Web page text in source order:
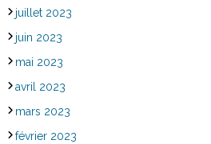
juillet 2023
juin 2023
mai 2023
avril 2023
mars 2023
février 2023